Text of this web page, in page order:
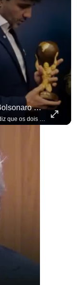
Renan Santos Critica Lula E Flávio Bolsonaro E Diz Que Os Dois São Lados Da Mesma Moeda.
para não perder nenhuma